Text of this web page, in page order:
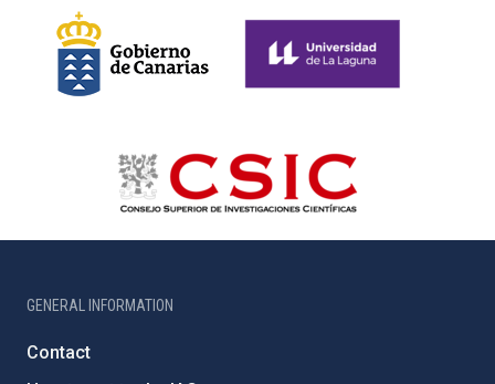
GENERAL INFORMATION
Contact